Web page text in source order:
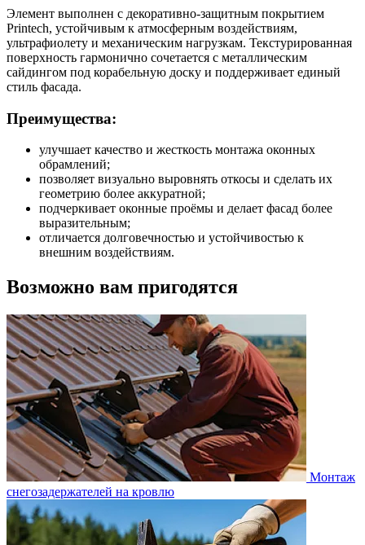
Элемент выполнен с декоративно-защитным покрытием
Printech, устойчивым к атмосферным воздействиям,
ультрафиолету и механическим нагрузкам. Текстурированная
поверхность гармонично сочетается с металлическим
сайдингом под корабельную доску и поддерживает единый
стиль фасада.
Преимущества:
улучшает качество и жесткость монтажа оконных
обрамлений;
позволяет визуально выровнять откосы и сделать их
геометрию более аккуратной;
подчеркивает оконные проёмы и делает фасад более
выразительным;
отличается долговечностью и устойчивостью к
внешним воздействиям.
Возможно вам пригодятся
Монтаж
снегозадержателей на кровлю